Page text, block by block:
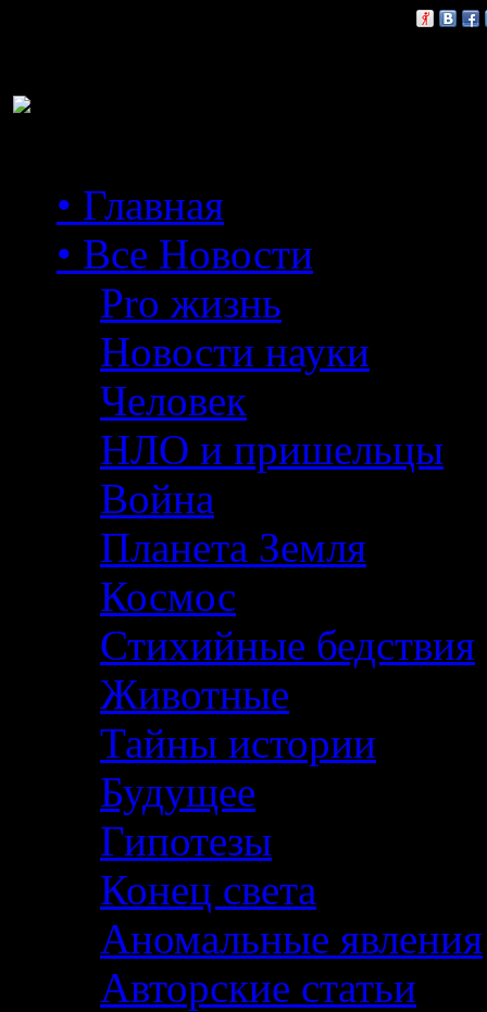
• Главная
• Все Новости
Pro жизнь
Новости науки
Человек
НЛО и пришельцы
Война
Планета Земля
Космос
Стихийные бедствия
Животные
Тайны истории
Будущее
Гипотезы
Конец света
Аномальные явления
Авторские статьи